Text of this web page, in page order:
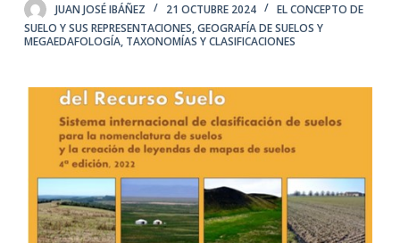
d
o
JUAN JOSÉ IBÁÑEZ 21 OCTUBRE 2024
EL CONCEPTO DE
SUELO Y SUS REPRESENTACIONES,GEOGRAFÍA DE SUELOS Y
MEGAEDAFOLOGÍA, TAXONOMÍAS Y CLASIFICACIONES